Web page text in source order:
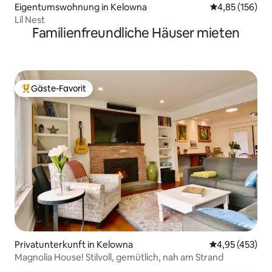
Eigentumswohnung in Kelowna
4,85 (156)
Lil Nest
Familienfreundliche Häuser mieten
Beliebter Gäste-Favorit.
Gäste-Favorit
Privatunterkunft in Kelowna
4,95 (453)
Magnolia House! Stilvoll, gemütlich, nah am Strand